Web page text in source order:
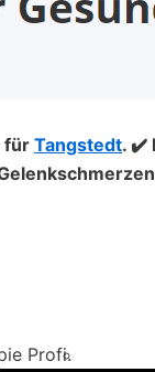
für Tangstedt. ✔️
Profi.